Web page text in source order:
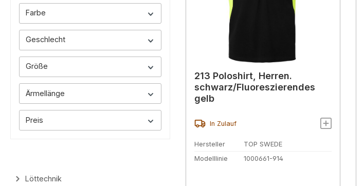
Farbe
Geschlecht
Größe
Ärmellänge
Preis
Löttechnik
213 Poloshirt, Herren.
schwarz/Fluoreszierendes
gelb
In Zulauf
Hersteller
TOP SWEDE
Modelllinie
1000661-914